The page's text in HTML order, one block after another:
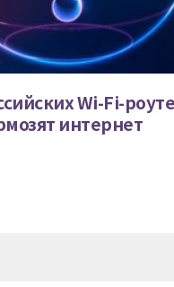
Wi-Fi-
интернет